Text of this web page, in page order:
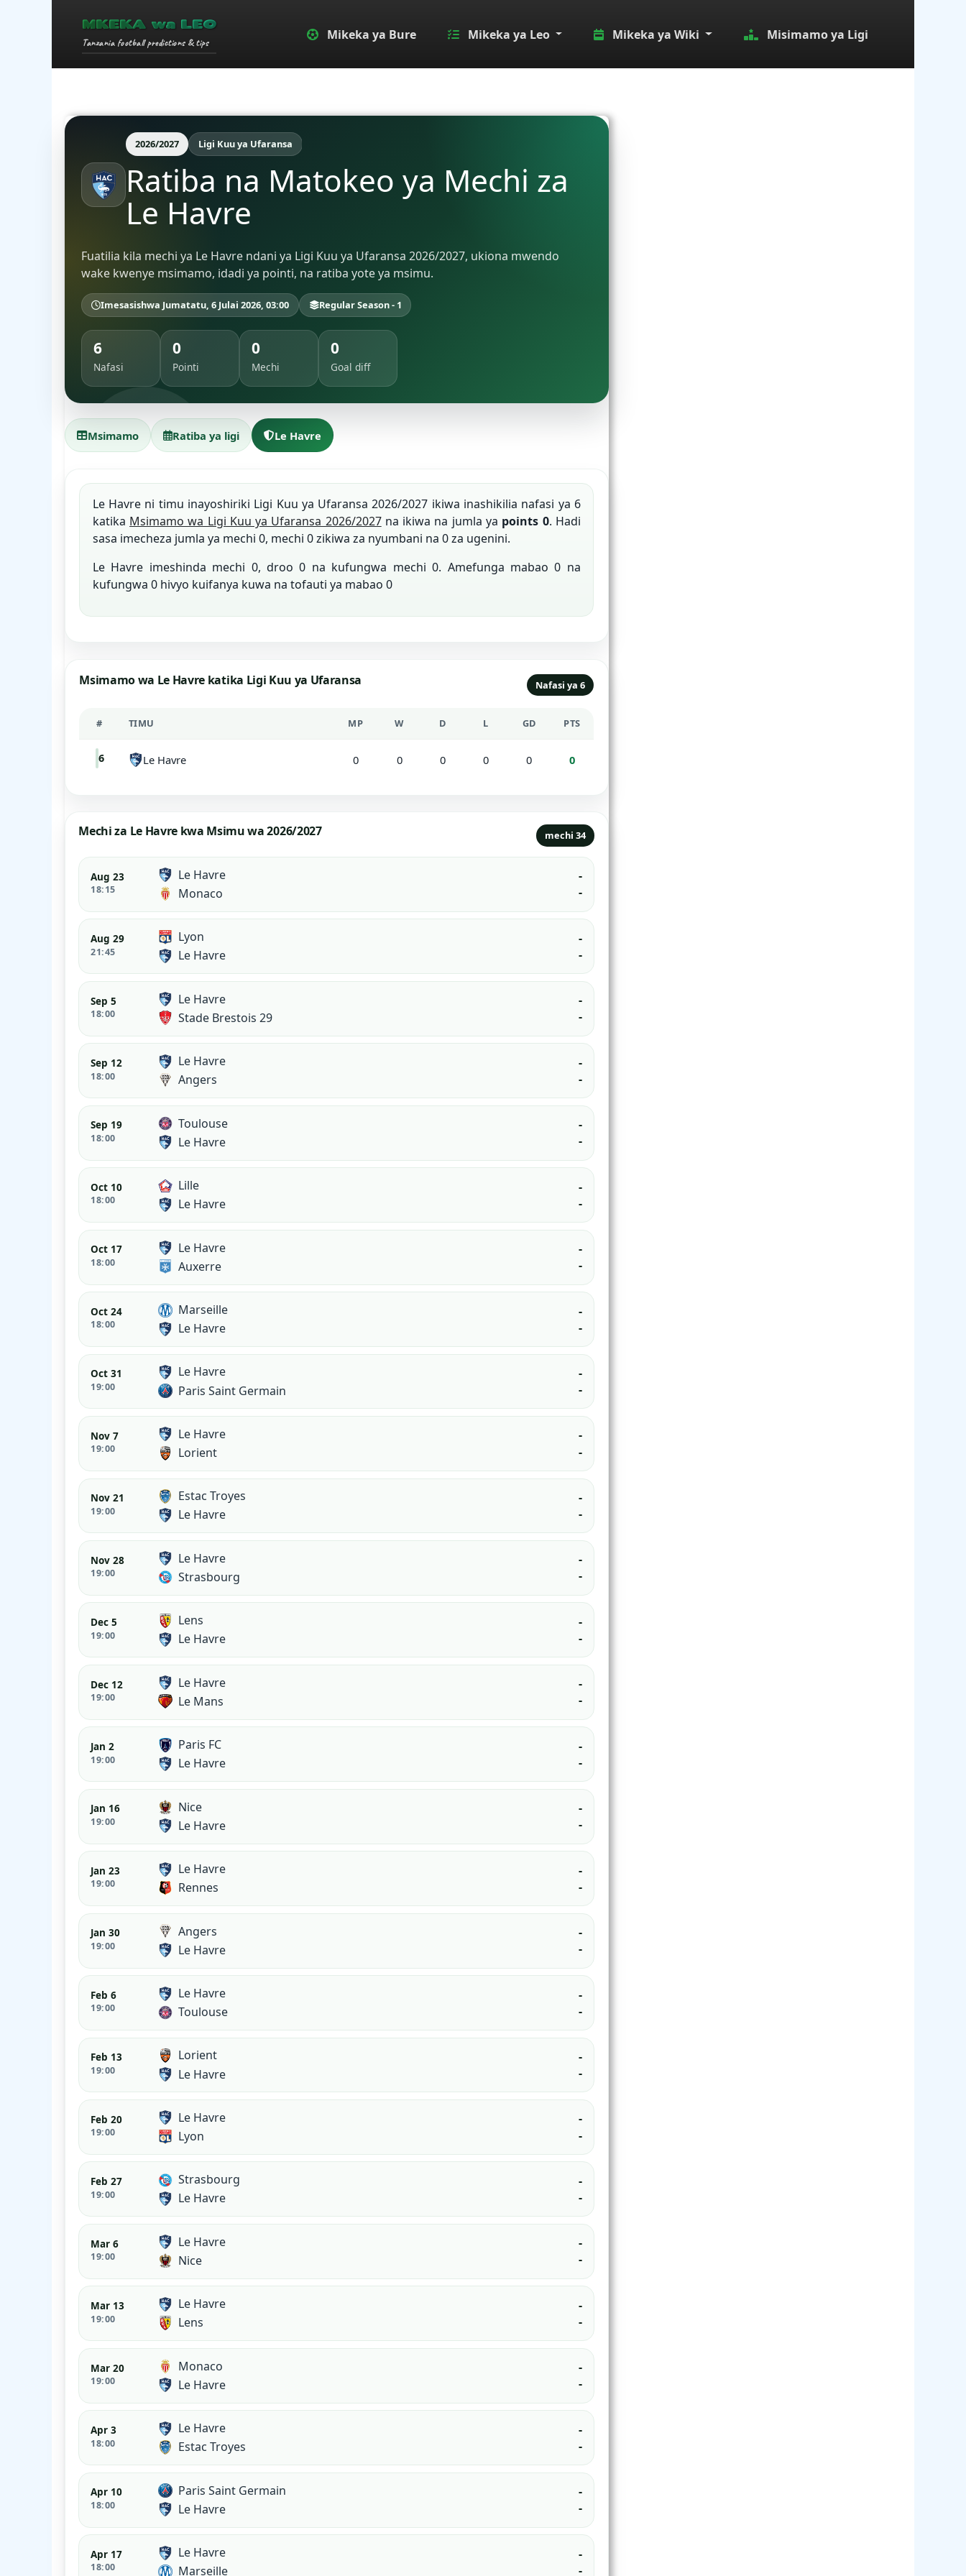
MKEKA wa LEO
Tanzania football predictions & tips
Mikeka ya Bure Mikeka ya Leo Mikeka ya Wiki Misimamo ya Ligi
2026/2027 Ligi Kuu ya Ufaransa
Ratiba na Matokeo ya Mechi za
Le Havre
Fuatilia kila mechi ya Le Havre ndani ya Ligi Kuu ya Ufaransa 2026/2027, ukiona mwendo
wake kwenye msimamo, idadi ya pointi, na ratiba yote ya msimu.
Imesasishwa Jumatatu, 6 Julai 2026, 03:00 Regular Season - 1
6
Nafasi
0
Pointi
0
Mechi
0
Goal diff
Msimamo Ratiba ya ligi Le Havre
Le Havre ni timu inayoshiriki Ligi Kuu ya Ufaransa 2026/2027 ikiwa inashikilia nafasi ya 6
katika Msimamo wa Ligi Kuu ya Ufaransa 2026/2027na ikiwa na jumla ya points 0. Hadi
sasa imecheza jumla ya mechi 0, mechi 0 zikiwa za nyumbani na 0 za ugenini.
Le Havre imeshinda mechi 0, droo 0 na kufungwa mechi 0. Amefunga mabao 0 na
kufungwa 0 hivyo kuifanya kuwa na tofauti ya mabao 0
Msimamo wa Le Havre katika Ligi Kuu ya Ufaransa Nafasi ya 6
# TIMU MP W D L GD PTS
6 Le Havre 0 0 0 0 0 0
Mechi za Le Havre kwa Msimu wa 2026/2027 mechi 34
Aug 23
18:15
Le Havre
Monaco
-
-
Aug 29
21:45
Lyon
Le Havre
-
-
Sep 5
18:00
Le Havre
Stade Brestois 29
-
-
Sep 12
18:00
Le Havre
Angers
-
-
Sep 19
18:00
Toulouse
Le Havre
-
-
Oct 10
18:00
Lille
Le Havre
-
-
Oct 17
18:00
Le Havre
Auxerre
-
-
Oct 24
18:00
Marseille
Le Havre
-
-
Oct 31
19:00
Le Havre
Paris Saint Germain
-
-
Nov 7
19:00
Le Havre
Lorient
-
-
Nov 21
19:00
Estac Troyes
Le Havre
-
-
Nov 28
19:00
Le Havre
Strasbourg
-
-
Dec 5
19:00
Lens
Le Havre
-
-
Dec 12
19:00
Le Havre
Le Mans
-
-
Jan 2
19:00
Paris FC
Le Havre
-
-
Jan 16
19:00
Nice
Le Havre
-
-
Jan 23
19:00
Le Havre
Rennes
-
-
Jan 30
19:00
Angers
Le Havre
-
-
Feb 6
19:00
Le Havre
Toulouse
-
-
Feb 13
19:00
Lorient
Le Havre
-
-
Feb 20
19:00
Le Havre
Lyon
-
-
Feb 27
19:00
Strasbourg
Le Havre
-
-
Mar 6
19:00
Le Havre
Nice
-
-
Mar 13
19:00
Le Havre
Lens
-
-
Mar 20
19:00
Monaco
Le Havre
-
-
Apr 3
18:00
Le Havre
Estac Troyes
-
-
Apr 10
18:00
Paris Saint Germain
Le Havre
-
-
Apr 17
18:00
Le Havre
Marseille
-
-